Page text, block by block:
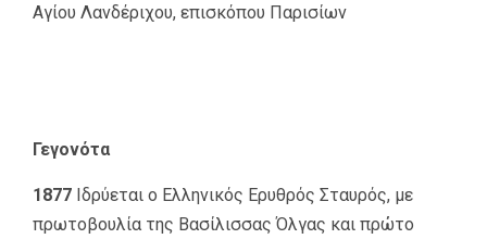
Αγίου Λανδέριχου, επισκόπου Παρισίων
Γεγονότα
1877 Ιδρύεται ο Ελληνικός Ερυθρός Σταυρός, με
πρωτοβουλία της Βασίλισσας Όλγας και πρώτο